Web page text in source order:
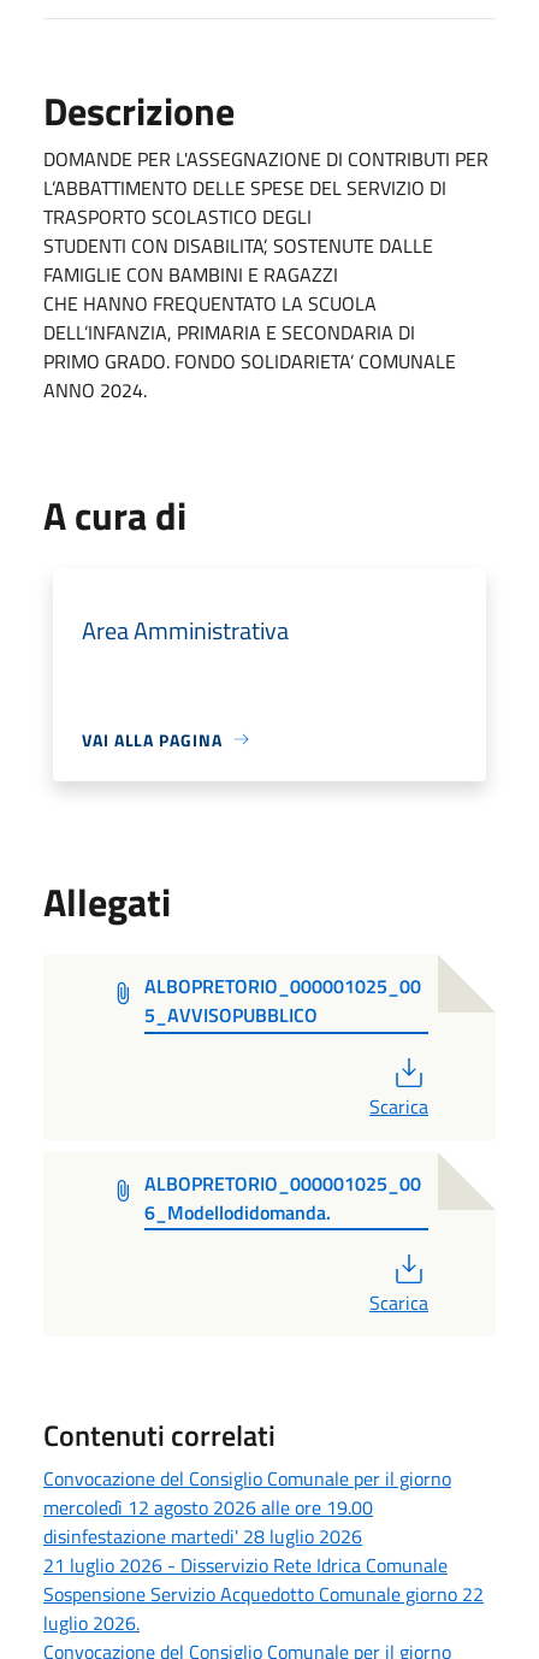
Descrizione
DOMANDE PER L'ASSEGNAZIONE DI CONTRIBUTI PER
L’ABBATTIMENTO DELLE SPESE DEL SERVIZIO DI
TRASPORTO SCOLASTICO DEGLI
STUDENTI CON DISABILITA’, SOSTENUTE DALLE
FAMIGLIE CON BAMBINI E RAGAZZI
CHE HANNO FREQUENTATO LA SCUOLA
DELL’INFANZIA, PRIMARIA E SECONDARIA DI
PRIMO GRADO. FONDO SOLIDARIETA’ COMUNALE
ANNO 2024.
A cura di
Area Amministrativa
VAI ALLA PAGINA
Allegati
ALBOPRETORIO_000001025_00
5_AVVISOPUBBLICO
Scarica
ALBOPRETORIO_000001025_00
6_Modellodidomanda.
Scarica
Contenuti correlati
Convocazione del Consiglio Comunale per il giorno
mercoledì 12 agosto 2026 alle ore 19.00
disinfestazione martedi' 28 luglio 2026
21 luglio 2026 - Disservizio Rete Idrica Comunale
Sospensione Servizio Acquedotto Comunale giorno 22
luglio 2026.
Convocazione del Consiglio Comunale per il giorno